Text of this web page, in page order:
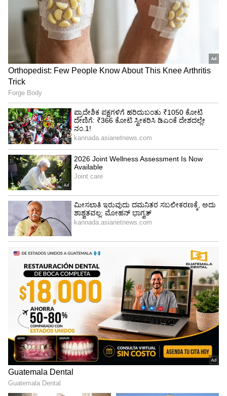
ರಾಜೇಶ್ ನಟರಂಗ, ಛಾಯಾ ಸಿಂಗ್, ಚಿತ್ರಾ ಶೆಣೈ, ವನಿತಾ
ವಾಸು, ಶಶಿ ಹೆಗಡೆ, ಸಾರಾ ಅಣ್ಣಯ್ಯ, ಅಮೃತಾ ನಾಯ್ಕ್, ಸಿಹಿ
ಕಹಿ ಚಂದ್ರು ಮುಂತಾದವರು ನಟಿಸಿದ್ದಾರೆ. ಉತ್ತಮ್ ಮಧು
ನಿರ್ದೇಶನದ 'ಅಮೃತಧಾರೆ' ಧಾರಾವಾಹಿ ಈ ಮೂಲಕ
ಖುರ್ಚಿ ತುದೀಲಿ ಕೂರೋ ಹಾಗೆ ಮಾಡಿದೆ. ದಿನೇ ದಿನೇ
ಸೀರಿಯಲ್ ವೀಕ್ಷಕರ ಸಂಖ್ಯೆ ಹೆಚ್ಚಾಗುತ್ತಲೇ ಇದೆ. ಕತೆ
ನಿರೂಪಣೆ ಜೊತೆಗೆ ಸೂಪರ್ರಾಗಿ ಅಭಿನಯಿಸ್ತಿರೋ ಕಲಾವಿದರ
ಬಗೆಗೂ ಒಳ್ಳೆ ಮಾತು ಕೇಳಿ ಬರುತ್ತಿದೆ.
ಕೊಟ್ಟ Bigg Boss ಸ್ಪಂದನಾ
ಅವಕಾಶ!
LATEST VIDEOS
"ರಾಜಕೀಯ ಬೇಡ, ಸಿನಿಮಾನೇ ಪ್ರಾಣ":
ಕನಕೋತ್ಸವದಲ್ಲಿ ರಿಷಬ್ ಶೆಟ್ಟಿ | Rishab
Shetty speech | Suvarna News
ಶೇ.50 ರಿಂದ ಶೇ.18 ಕ್ಕೆ TAX ಇಳಿಕೆ: ಮೋದಿ-
ಟ್ರಂಪ್ ಐತಿಹಾಸಿಕ ಒಪ್ಪಂದ | India US
Trade Deal | Party Rounds